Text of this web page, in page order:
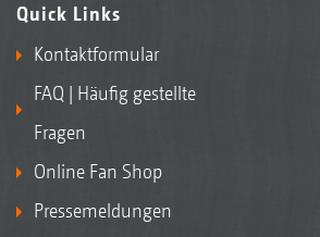
Quick Links
Kontaktformular
FAQ | Häufig gestellte
Fragen
Online Fan Shop
Pressemeldungen